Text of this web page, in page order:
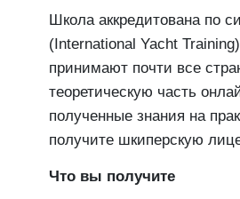
Школа аккредитована по
(International Yacht
принимают почти все
теоретическую часть
полученные знания на
получите шкиперскую
Что вы получите